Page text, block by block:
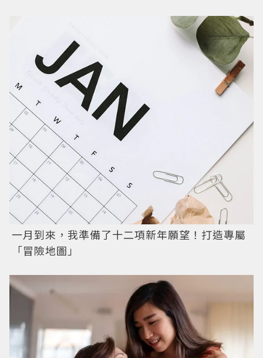
一月到來，我準備了十二項新年願望！打造專屬
「冒險地圖」